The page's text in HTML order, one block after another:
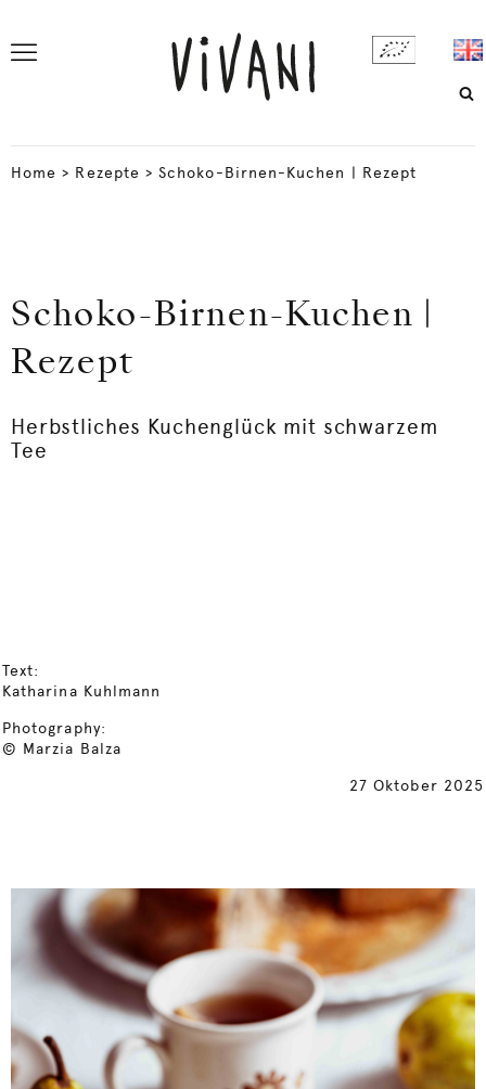
Home > Rezepte >Schoko-Birnen-Kuchen | Rezept
Schoko-Birnen-Kuchen |
Rezept
Herbstliches Kuchenglück mit schwarzem
Tee
Text:
Katharina Kuhlmann
Photography:
© Marzia Balza
27 Oktober 2025